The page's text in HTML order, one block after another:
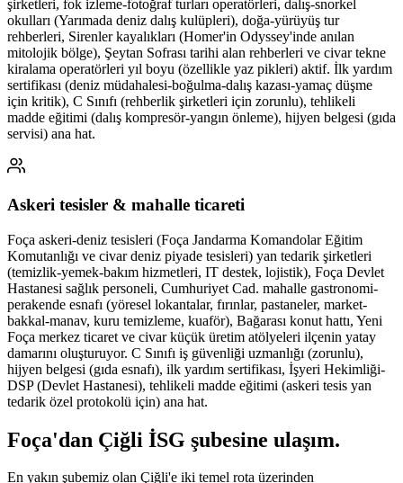
şirketleri, fok izleme-fotoğraf turları operatörleri, dalış-snorkel
okulları (Yarımada deniz dalış kulüpleri), doğa-yürüyüş tur
rehberleri, Sirenler kayalıkları (Homer'in Odyssey'inde anılan
mitolojik bölge), Şeytan Sofrası tarihi alan rehberleri ve civar tekne
kiralama operatörleri yıl boyu (özellikle yaz pikleri) aktif. İlk yardım
sertifikası (deniz müdahalesi-boğulma-dalış kazası-yamaç düşme
için kritik), C Sınıfı (rehberlik şirketleri için zorunlu), tehlikeli
madde eğitimi (dalış kompresör-yangın önleme), hijyen belgesi (gıda
servisi) ana hat.
Askeri tesisler & mahalle ticareti
Foça askeri-deniz tesisleri (Foça Jandarma Komandolar Eğitim
Komutanlığı ve civar deniz piyade tesisleri) yan tedarik şirketleri
(temizlik-yemek-bakım hizmetleri, IT destek, lojistik), Foça Devlet
Hastanesi sağlık personeli, Cumhuriyet Cad. mahalle gastronomi-
perakende esnafı (yöresel lokantalar, fırınlar, pastaneler, market-
bakkal-manav, kuru temizleme, kuaför), Bağarası konut hattı, Yeni
Foça merkez ticaret ve civar küçük üretim atölyeleri ilçenin yatay
damarını oluşturuyor. C Sınıfı iş güvenliği uzmanlığı (zorunlu),
hijyen belgesi (gıda esnafı), ilk yardım sertifikası, İşyeri Hekimliği-
DSP (Devlet Hastanesi), tehlikeli madde eğitimi (askeri tesis yan
tedarik özel protokolü için) ana hat.
Foça'dan Çiğli İSG şubesine ulaşım.
En yakın şubemiz olan Çiğli'e iki temel rota üzerinden